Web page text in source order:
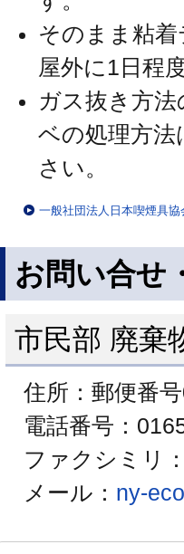
そのまま粘
屋外に1日程
ガス抜き方
ベの処理方法
さい。
一般社団法人日本喫煙具協
お問い合せ
市民部 廃棄
住所：郵便番
電話番号：
ファクシミリ
メール： ny-